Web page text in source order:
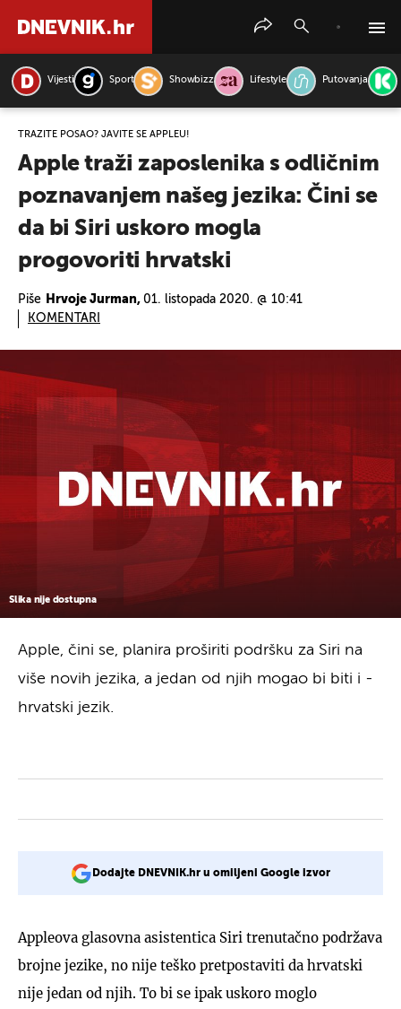
Vijesti Sport Showbizz Lifestyle Putovanja
TRAŽITE POSAO? JAVITE SE APPLEU!
Apple traži zaposlenika s odličnim
poznavanjem našeg jezika: Čini se
da bi Siri uskoro mogla
progovoriti hrvatski
Piše Hrvoje Jurman, 01. listopada 2020. @ 10:41
KOMENTARI
Slika nije dostupna
Apple, čini se, planira proširiti podršku za Siri na
više novih jezika, a jedan od njih mogao bi biti i -
hrvatski jezik.
Dodajte DNEVNIK.hr u omiljeni Google izvor
Appleova glasovna asistentica Siri trenutačno podržava
brojne jezike, no nije teško pretpostaviti da hrvatski
nije jedan od njih. To bi se ipak uskoro moglo
PRETRAŽITE VIJESTI